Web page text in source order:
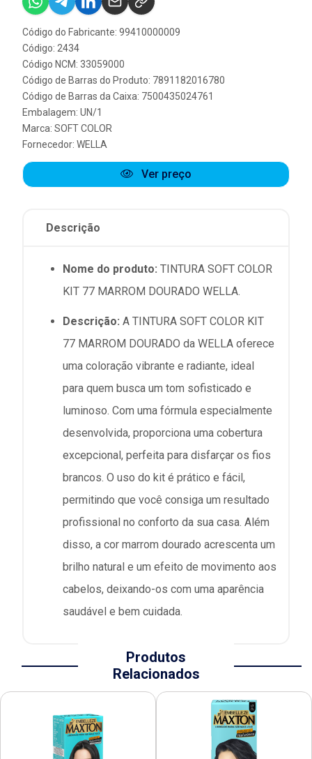
Código do Fabricante: 99410000009
Código: 2434
Código NCM: 33059000
Código de Barras do Produto: 7891182016780
Código de Barras da Caixa: 7500435024761
Embalagem: UN/1
Marca: SOFT COLOR
Fornecedor: WELLA
Ver preço
Descrição
Nome do produto: TINTURA SOFT COLOR
KIT 77 MARROM DOURADO WELLA.
Descrição: A TINTURA SOFT COLOR KIT
77 MARROM DOURADO da WELLA oferece
uma coloração vibrante e radiante, ideal
para quem busca um tom sofisticado e
luminoso. Com uma fórmula especialmente
desenvolvida, proporciona uma cobertura
excepcional, perfeita para disfarçar os fios
brancos. O uso do kit é prático e fácil,
permitindo que você consiga um resultado
profissional no conforto da sua casa. Além
disso, a cor marrom dourado acrescenta um
brilho natural e um efeito de movimento aos
cabelos, deixando-os com uma aparência
saudável e bem cuidada.
Produtos
Relacionados